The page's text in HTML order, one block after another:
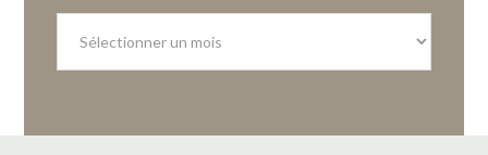
archives